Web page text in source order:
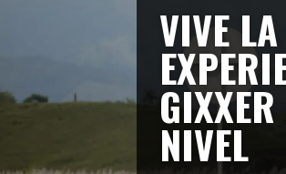
VIVE LA
NIVEL